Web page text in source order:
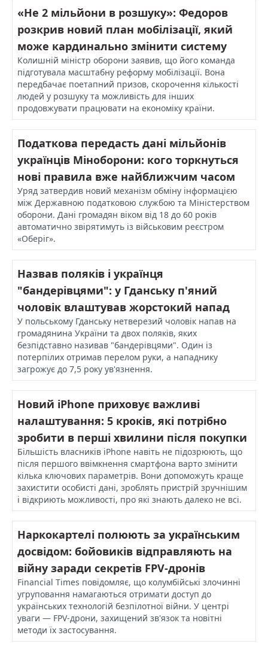
«Не 2 мільйони в розшуку»: Федоров
розкрив новий план мобілізації, який
може кардинально змінити систему
Колишній міністр оборони заявив, що його команда
підготувала масштабну реформу мобілізації. Вона
передбачає поетапний призов, скорочення кількості
людей у розшуку та можливість для інших
продовжувати працювати на економіку країни.
Податкова передасть дані мільйонів
українців Міноборони: кого торкнуться
нові правила вже найближчим часом
Уряд затвердив новий механізм обміну інформацією
між Державною податковою службою та Міністерством
оборони. Дані громадян віком від 18 до 60 років
автоматично звірятимуть із військовим реєстром
«Оберіг».
Назвав поляків і українця
"бандерівцями": у Гданську п'яний
чоловік влаштував жорстокий напад
У польському Гданську нетверезий чоловік напав на
громадянина України та двох поляків, яких
безпідставно називав "бандерівцями". Один із
потерпілих отримав перелом руки, а нападнику
загрожує до 7,5 року ув'язнення.
Новий iPhone приховує важливі
налаштування: 5 кроків, які потрібно
зробити в перші хвилини після покупки
Більшість власників iPhone навіть не підозрюють, що
після першого ввімкнення смартфона варто змінити
кілька ключових параметрів. Вони допоможуть краще
захистити особисті дані, зроблять пристрій зручнішим
і відкриють можливості, про які знають далеко не всі.
Наркокартелі полюють за українським
досвідом: бойовиків відправляють на
війну заради секретів FPV-дронів
Financial Times повідомляє, що колумбійські злочинні
угруповання намагаються отримати доступ до
українських технологій безпілотної війни. У центрі
уваги — FPV-дрони, захищений зв'язок та новітні
методи їх застосування.